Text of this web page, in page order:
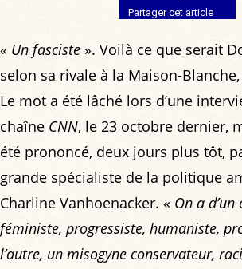
Partager cet article
« Un fasciste ». Voilà ce que serait
selon sa rivale à la Maison-
Le mot a été lâché lors d’une
chaîne CNN, le 23 octobre dernier,
été prononcé, deux jours plus tôt,
grande spécialiste de la politique
Charline Vanhoenacker. « On a d’un
féministe, progressiste, humaniste,
l’autre, un misogyne conservateur,